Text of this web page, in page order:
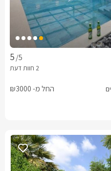
/5
החל מ- ₪3000